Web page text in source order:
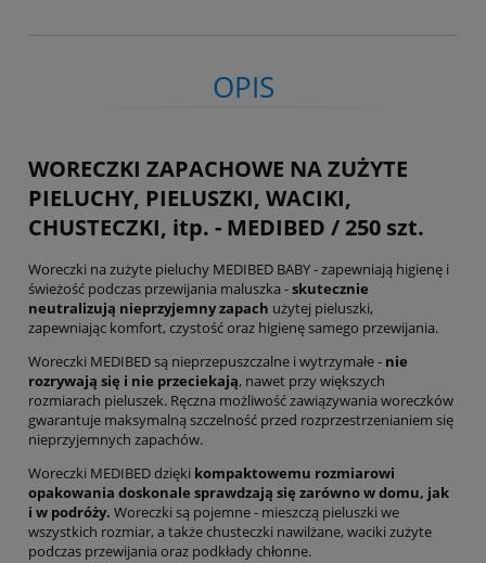
OPIS
WORECZKI ZAPACHOWE NA ZUŻYTE
PIELUCHY, PIELUSZKI, WACIKI,
CHUSTECZKI, itp. - MEDIBED / 250 szt.
Woreczki na zużyte pieluchy MEDIBED BABY - zapewniają higienę i
świeżość podczas przewijania maluszka -skutecznie
neutralizują nieprzyjemny zapach użytej pieluszki,
zapewniając komfort, czystość oraz higienę samego przewijania.
Woreczki MEDIBED są nieprzepuszczalne i wytrzymałe - nie
rozrywają się i nie przeciekają, nawet przy większych
rozmiarach pieluszek. Ręczna możliwość zawiązywania woreczków
gwarantuje maksymalną szczelność przed rozprzestrzenianiem się
nieprzyjemnych zapachów.
Woreczki MEDIBED dzięki kompaktowemu rozmiarowi
opakowania doskonale sprawdzają się zarówno w domu, jak
i w podróży. Woreczki są pojemne - mieszczą pieluszki we
wszystkich rozmiar, a także chusteczki nawilżane, waciki zużyte
podczas przewijania oraz podkłady chłonne.